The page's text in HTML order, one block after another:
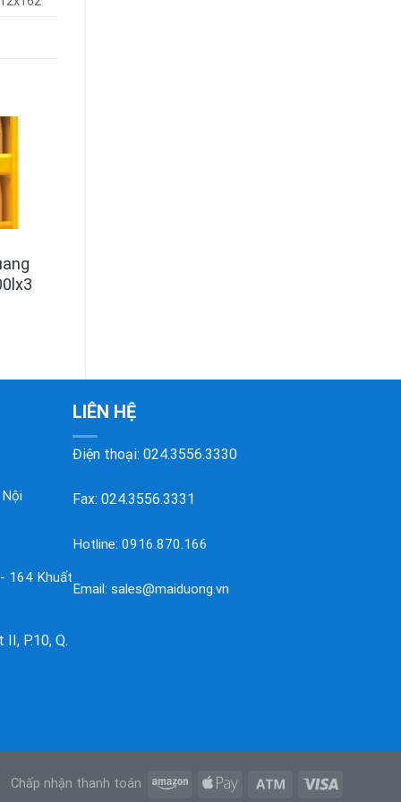
164 Khuất
P.10, Q.
LIÊN HỆ
Điện thoại: 024.3556.3330
Fax: 024.3556.3331
Hotline: 0916.870.166
Email: sales@maiduong.vn
Chấp nhận thanh toán